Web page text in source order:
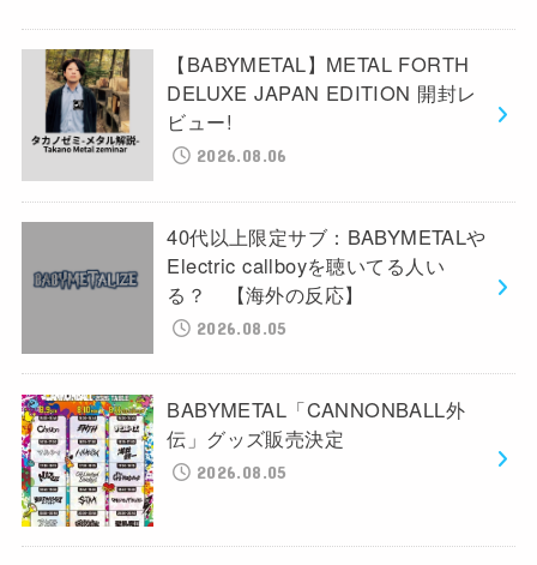
【BABYMETAL】METAL FORTH
DELUXE JAPAN EDITION 開封レ
ビュー!
2026.08.06
40代以上限定サブ：BABYMETALや
Electric callboyを聴いてる人い
る？ 【海外の反応】
2026.08.05
BABYMETAL「CANNONBALL外
伝」グッズ販売決定
2026.08.05